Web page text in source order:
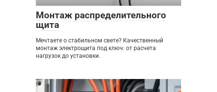
Монтаж распределительного
щита
Мечтаете о стабильном свете? Качественный
монтаж электрощита под ключ: от расчета
нагрузок до установки.